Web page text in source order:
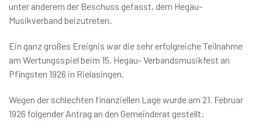
unter anderem der Beschuss gefasst, dem Hegau-
Musikverband beizutreten.
Ein ganz großes Ereignis war die sehr erfolgreiche Teilnahme
am Wertungsspiel beim 15. Hegau- Verbandsmusikfest an
Pfingsten 1926 in Rielasingen.
Wegen der schlechten finanziellen Lage wurde am 21. Februar
1926 folgender Antrag an den Gemeinderat gestellt: